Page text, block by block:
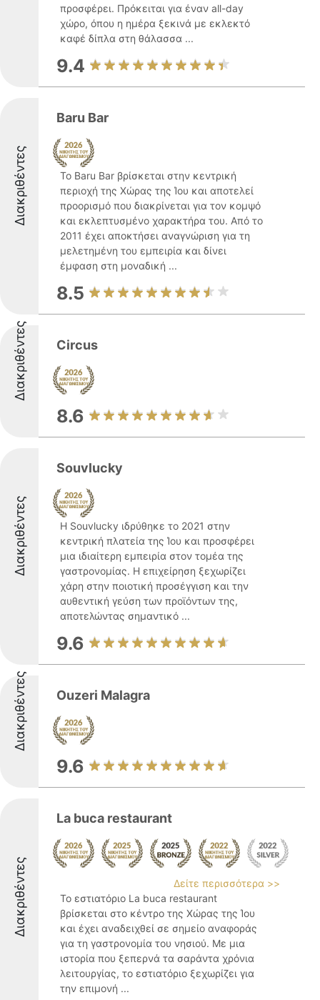
προσφέρει. Πρόκειται για έναν all-day
χώρο, όπου η ημέρα ξεκινά με εκλεκτό
καφέ δίπλα στη θάλασσα ...
9.4
Διακριθέντες
Baru Bar
Το Baru Bar βρίσκεται στην κεντρική
περιοχή της Χώρας της Ίου και αποτελεί
προορισμό που διακρίνεται για τον κομψό
και εκλεπτυσμένο χαρακτήρα του. Από το
2011 έχει αποκτήσει αναγνώριση για τη
μελετημένη του εμπειρία και δίνει
έμφαση στη μοναδική ...
8.5
Διακριθέντες Circus
8.6
Διακριθέντες
Souvlucky
Η Souvlucky ιδρύθηκε το 2021 στην
κεντρική πλατεία της Ίου και προσφέρει
μια ιδιαίτερη εμπειρία στον τομέα της
γαστρονομίας. Η επιχείρηση ξεχωρίζει
χάρη στην ποιοτική προσέγγιση και την
αυθεντική γεύση των προϊόντων της,
αποτελώντας σημαντικό ...
9.6
Διακριθέντες Ouzeri Malagra
9.6
Διακριθέντες
La buca restaurant
Δείτε περισσότερα >>
Το εστιατόριο La buca restaurant
βρίσκεται στο κέντρο της Χώρας της Ίου
και έχει αναδειχθεί σε σημείο αναφοράς
για τη γαστρονομία του νησιού. Με μια
ιστορία που ξεπερνά τα σαράντα χρόνια
λειτουργίας, το εστιατόριο ξεχωρίζει για
την επιμονή ...